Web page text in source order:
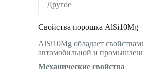
Другое
Свойства порошка AlSi10Mg
AlSi10Mg обладает
автомобильной и
Механические свойства